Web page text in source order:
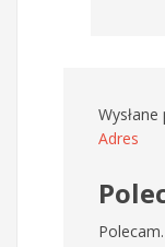
Wysłane
Adres
Polecam.